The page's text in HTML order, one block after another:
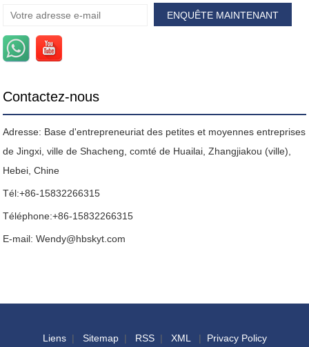
Contactez-nous
Adresse: Base d'entrepreneuriat des petites et moyennes entreprises
de Jingxi, ville de Shacheng, comté de Huailai, Zhangjiakou (ville),
Hebei, Chine
Tél:+86-15832266315
Téléphone:+86-15832266315
E-mail:Wendy@hbskyt.com
Liens| Sitemap| RSS| XML| Privacy Policy